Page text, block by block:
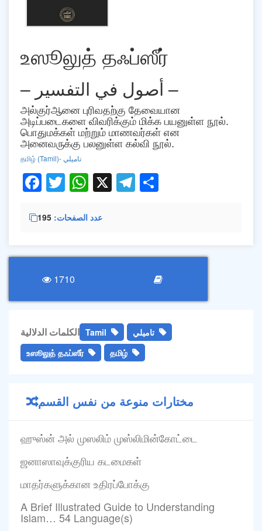
உஸூலுத் தஃப்ஸீர்
– أصول في التفسير –
அல்குர்ஆனை புரிவதற்கு தேவையான
அடிப்படைகளை விவரிக்கும் மிக்க பயனுள்ள நூல்.
பொதுமக்கள் மற்றும் மாணவர்கள் என
அனைவருக்கு பலனுள்ள கல்வி நூல்.
தமிழ் (Tamil)- تاميلي
Facebook
Twitter
WhatsApp
X Telegram
عدد الصفحات 195
1710
الكلمات الدلالية Tamil
تاميلي
உஸூலுத் தஃப்ஸீர்
தமிழ்
مختارات منوعة من نفس القسم
ஹுஸ்ன் அல் முஸலிம் முஸ்லிமின்கோட்டை
ஜனாஸாவுக்குரிய கடமைகள்
மாதர்களுக்கான உதிரப்போக்கு
A Brief Illustrated Guide to Understanding
Islam… 54 Language(s)